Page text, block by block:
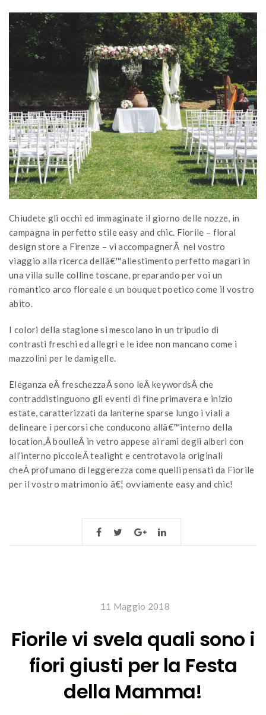
Chiudete gli occhi ed immaginate il giorno delle nozze, in
campagna in perfetto stile easy and chic. Fiorile – floral
design store a Firenze – vi accompagnerÃ nel vostro
viaggio alla ricerca dellâ€™allestimento perfetto magari in
una villa sulle colline toscane, preparando per voi un
romantico arco floreale e un bouquet poetico come il vostro
abito.
I colori della stagione si mescolano in un tripudio di
contrasti freschi ed allegri e le idee non mancano come i
mazzolini per le damigelle.
Eleganza eÂ freschezzaÂ sono leÂ keywordsÂ che
contraddistinguono gli eventi di fine primavera e inizio
estate, caratterizzati da lanterne sparse lungo i viali a
delineare i percorsi che conducono allâ€™interno della
location,Â boulleÂ in vetro appese ai rami degli alberi con
all’interno piccoleÂ tealight e centrotavola originali
cheÂ profumano di leggerezza come quelli pensati da Fiorile
per il vostro matrimonio â€¦ ovviamente easy and chic!
11 Maggio 2018
Fiorile vi svela quali sono i
fiori giusti per la Festa
della Mamma!